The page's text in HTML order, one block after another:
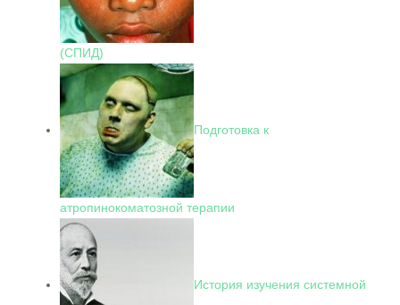
(СПИД)
Подготовка к
атропинокоматозной терапии
История изучения системной